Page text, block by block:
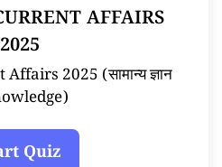
AFFAIRS
2025
2025 (सामान्य ज्ञान